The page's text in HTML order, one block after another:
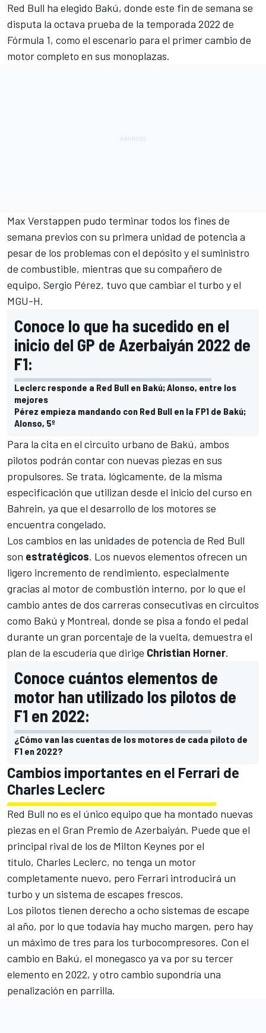
Red Bull ha elegido Bakú, donde este fin de semana se
disputa la octava prueba de la temporada 2022 de
Fórmula 1, como el escenario para el primer cambio de
motor completo en sus monoplazas.
Max Verstappen pudo terminar todos los fines de
semana previos con su primera unidad de potencia a
pesar de los problemas con el depósito y el suministro
de combustible, mientras que su compañero de
equipo, Sergio Pérez, tuvo que cambiar el turbo y el
MGU-H.
Conoce lo que ha sucedido en el
inicio del GP de Azerbaiyán 2022 de
F1:
Leclerc responde a Red Bull en Bakú; Alonso, entre los
mejores
Pérez empieza mandando con Red Bull en la FP1 de Bakú;
Alonso, 5º
Para la cita en el circuito urbano de Bakú, ambos
pilotos podrán contar con nuevas piezas en sus
propulsores. Se trata, lógicamente, de la misma
especificación que utilizan desde el inicio del curso en
Bahrein, ya que el desarrollo de los motores se
encuentra congelado.
Los cambios en las unidades de potencia de Red Bull
son estratégicos. Los nuevos elementos ofrecen un
ligero incremento de rendimiento, especialmente
gracias al motor de combustión interno, por lo que el
cambio antes de dos carreras consecutivas en circuitos
como Bakú y Montreal, donde se pisa a fondo el pedal
durante un gran porcentaje de la vuelta, demuestra el
plan de la escudería que dirige Christian Horner.
Conoce cuántos elementos de
motor han utilizado los pilotos de
F1 en 2022:
¿Cómo van las cuentas de los motores de cada piloto de
F1 en 2022?
Cambios importantes en el Ferrari de
Charles Leclerc
Red Bull no es el único equipo que ha montado nuevas
piezas en el Gran Premio de Azerbaiyán. Puede que el
principal rival de los de Milton Keynes por el
título, Charles Leclerc, no tenga un motor
completamente nuevo, pero Ferrari introducirá un
turbo y un sistema de escapes frescos.
Los pilotos tienen derecho a ocho sistemas de escape
al año, por lo que todavía hay mucho margen, pero hay
un máximo de tres para los turbocompresores. Con el
cambio en Bakú, el monegasco ya va por su tercer
elemento en 2022, y otro cambio supondría una
penalización en parrilla.